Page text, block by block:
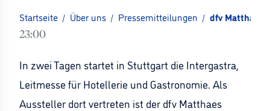
Startseite / Über uns / Pressemitteilungen / dfv Matthaes
23:00
In zwei Tagen startet in Stuttgart die Intergastra,
Leitmesse für Hotellerie und Gastronomie. Als
Aussteller dort vertreten ist der dfv Matthaes